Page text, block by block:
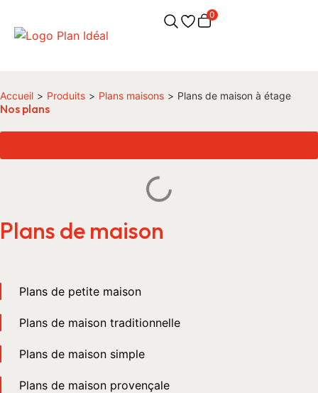
0
Accueil > Produits > Plans maisons > Plans de maison à étage
Nos plans
Plans de maison
Plans de petite maison
Plans de maison traditionnelle
Plans de maison simple
Plans de maison provençale